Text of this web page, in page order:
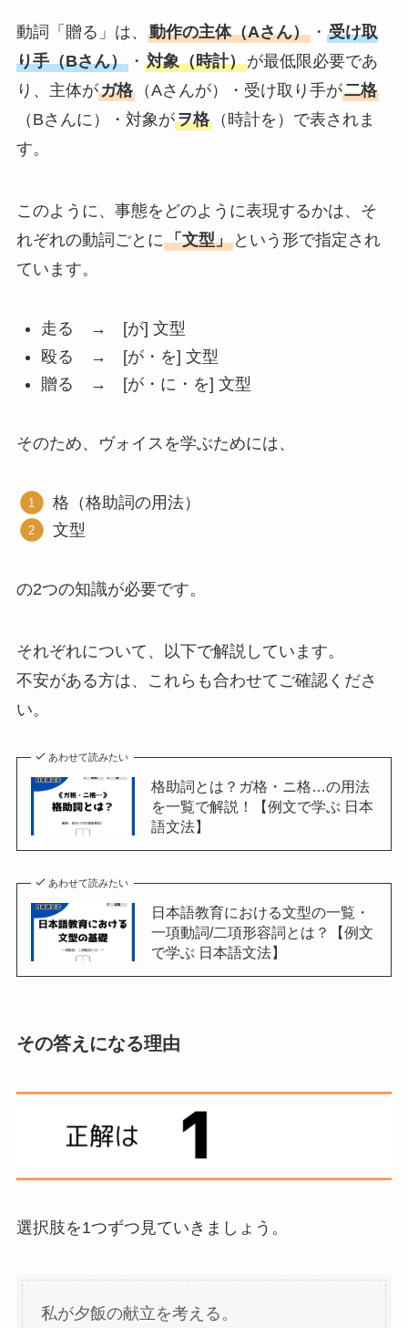
動詞「贈る」は、 動作の主体（Aさん）・ 受け取
り手（Bさん）・ 対象（時計）が最低限必要であ
り、主体がガ格（Aさんが）・受け取り手が二格
（Bさんに）・対象がヲ格（時計を）で表されま
す。
このように、事態をどのように表現するかは、そ
れぞれの動詞ごとに「文型」という形で指定され
ています。
走る → [が] 文型
殴る → [が・を] 文型
贈る → [が・に・を] 文型
そのため、ヴォイスを学ぶためには、
格（格助詞の用法）
文型
の2つの知識が必要です。
それぞれについて、以下で解説しています。
不安がある方は、これらも合わせてご確認くださ
い。
あわせて読みたい
格助詞とは？ガ格・ニ格…の用法
を一覧で解説！【例文で学ぶ 日本
語文法】
あわせて読みたい
日本語教育における文型の一覧・
一項動詞/二項形容詞とは？【例文
で学ぶ 日本語文法】
その答えになる理由
選択肢を1つずつ見ていきましょう。
私が夕飯の献立を考える。